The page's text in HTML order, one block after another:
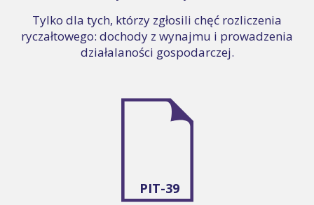
Tylko dla tych, którzy zgłosili chęć rozliczenia
ryczałtowego: dochody z wynajmu i prowadzenia
działalaności gospodarczej.
PIT-39